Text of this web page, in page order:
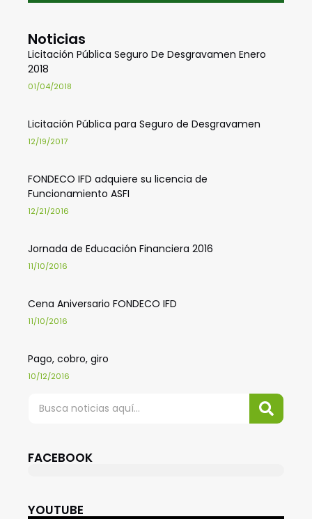
Noticias
Licitación Pública Seguro De Desgravamen Enero
2018
01/04/2018
Licitación Pública para Seguro de Desgravamen
12/19/2017
FONDECO IFD adquiere su licencia de
Funcionamiento ASFI
12/21/2016
Jornada de Educación Financiera 2016
11/10/2016
Cena Aniversario FONDECO IFD
11/10/2016
Pago, cobro, giro
10/12/2016
FACEBOOK
YOUTUBE